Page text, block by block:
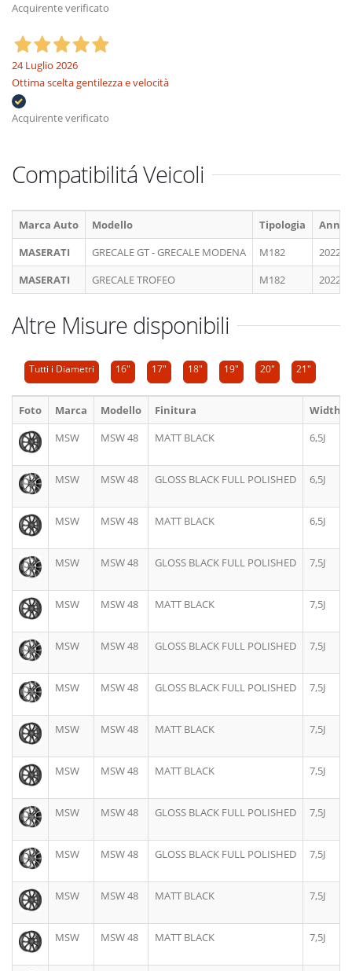
Acquirente verificato
24 Luglio 2026
Ottima scelta gentilezza e velocità
Acquirente verificato
Compatibilitá Veicoli
Marca Auto Modello Tipologia
Anno
MASERATI
GRECALE GT - GRECALE MODENA M182
2022 >
MASERATI
GRECALE TROFEO M182 2022 >
Altre Misure disponibili
Tutti i Diametri 16" 17" 18" 19" 20" 21"
Foto Marca Modello Finitura
Width
MSW
MSW 48 MATT BLACK 6,5J
MSW MSW 48 GLOSS BLACK FULL POLISHED 6,5J
MSW MSW 48 MATT BLACK 6,5J
MSW MSW 48 GLOSS BLACK FULL POLISHED 7,5J
MSW MSW 48 MATT BLACK 7,5J
MSW MSW 48 GLOSS BLACK FULL POLISHED 7,5J
MSW MSW 48 GLOSS BLACK FULL POLISHED 7,5J
MSW MSW 48 MATT BLACK 7,5J
MSW MSW 48 MATT BLACK 7,5J
MSW MSW 48 GLOSS BLACK FULL POLISHED 7,5J
MSW MSW 48 GLOSS BLACK FULL POLISHED 7,5J
MSW MSW 48 MATT BLACK 7,5J
MSW MSW 48 MATT BLACK 7,5J